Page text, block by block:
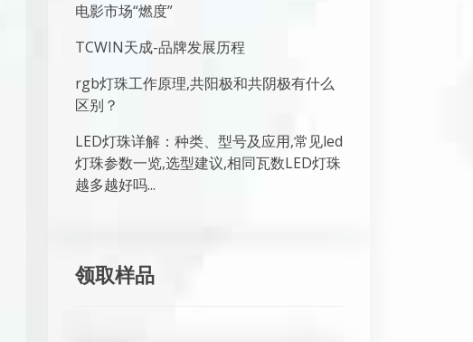
电影市场“燃度”
TCWIN天成-品牌发展历程
rgb灯珠工作原理,共阳极和共阴极有什么
区别？
LED灯珠详解：种类、型号及应用,常见led
灯珠参数一览,选型建议,相同瓦数LED灯珠
越多越好吗...
领取样品